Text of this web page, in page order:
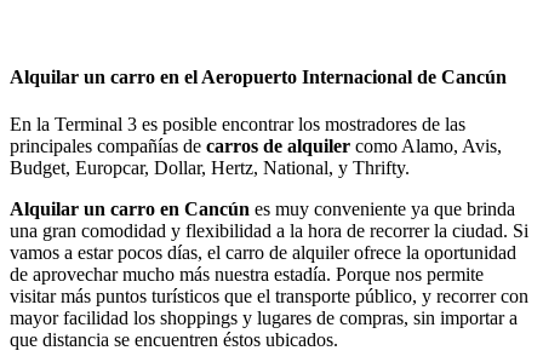
Alquilar un carro en el Aeropuerto Internacional de Cancún
En la Terminal 3 es posible encontrar los mostradores de las
principales compañías de carros de alquiler como Alamo, Avis,
Budget, Europcar, Dollar, Hertz, National, y Thrifty.
Alquilar un carro en Cancún es muy conveniente ya que brinda
una gran comodidad y flexibilidad a la hora de recorrer la ciudad. Si
vamos a estar pocos días, el carro de alquiler ofrece la oportunidad
de aprovechar mucho más nuestra estadía. Porque nos permite
visitar más puntos turísticos que el transporte público, y recorrer con
mayor facilidad los shoppings y lugares de compras, sin importar a
que distancia se encuentren éstos ubicados.